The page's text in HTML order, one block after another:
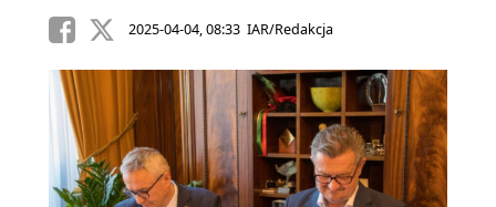
2025-04-04, 08:33 IAR/Redakcja